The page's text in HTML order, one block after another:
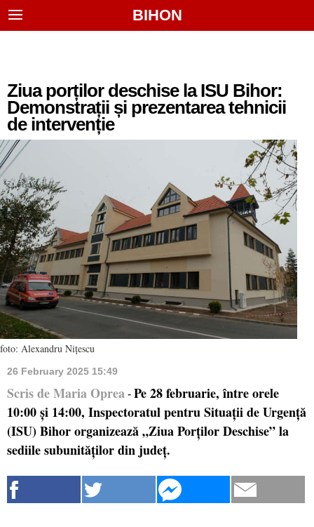
BIHON
Ziua porților deschise la ISU Bihor:
Demonstrații și prezentarea tehnicii
de intervenție
foto: Alexandru Nițescu
26 February 2025 15:49
Scris de Maria Oprea - Pe 28 februarie, între orele
10:00 și 14:00, Inspectoratul pentru Situații de Urgență
(ISU) Bihor organizează „Ziua Porților Deschise” la
sediile subunităților din județ.